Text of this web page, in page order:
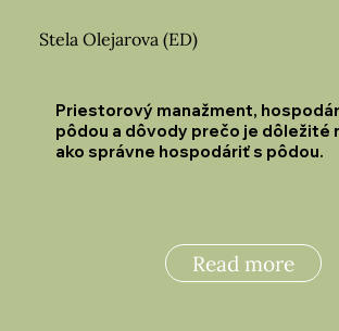
Priestorový manažment,
pôdou a dôvody prečo je dôležité
ako správne hospodáriť s pôdou.
Stela Olejarova (ED)
Read more